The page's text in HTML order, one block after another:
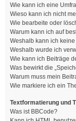
Wie kann ich eine
Wieso kann ich nicht
Wie bearbeite oder
Warum kann ich auf
Weshalb kann ich
Weshalb wurde ich
Wie kann ich Beiträge
Was bewirkt die
Warum muss mein
Wie markiere ich ein
Textformatierung und
Was ist BBCode?